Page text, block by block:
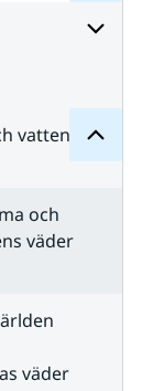
vatten i
Månadens
väder
och
väder
väder